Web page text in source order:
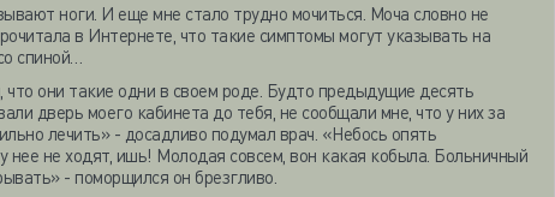
ноги. И еще мне стало трудно мочиться. Моча словно не
в Интернете, что такие симптомы могут указывать на
спиной…
они такие одни в своем роде. Будто предыдущие десять
дверь моего кабинета до тебя, не сообщали мне, что у них за
лечить» - досадливо подумал врач. «Небось опять
нее не ходят, ишь! Молодая совсем, вон какая кобыла. Больничный
- поморщился он брезгливо.